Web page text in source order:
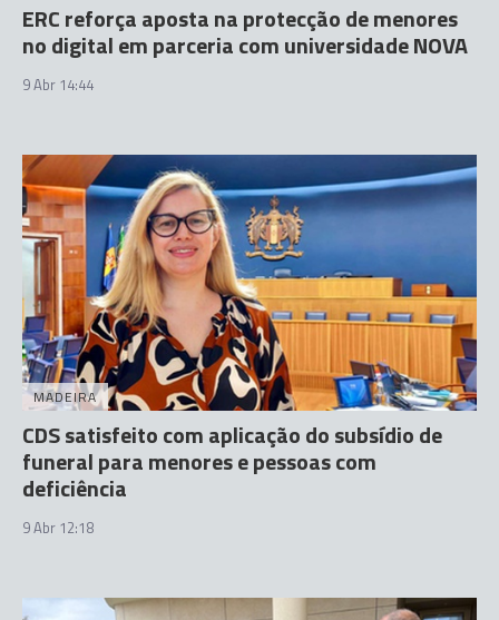
ERC reforça aposta na protecção de menores
no digital em parceria com universidade NOVA
9 Abr 14:44
MADEIRA
CDS satisfeito com aplicação do subsídio de
funeral para menores e pessoas com
deficiência
9 Abr 12:18